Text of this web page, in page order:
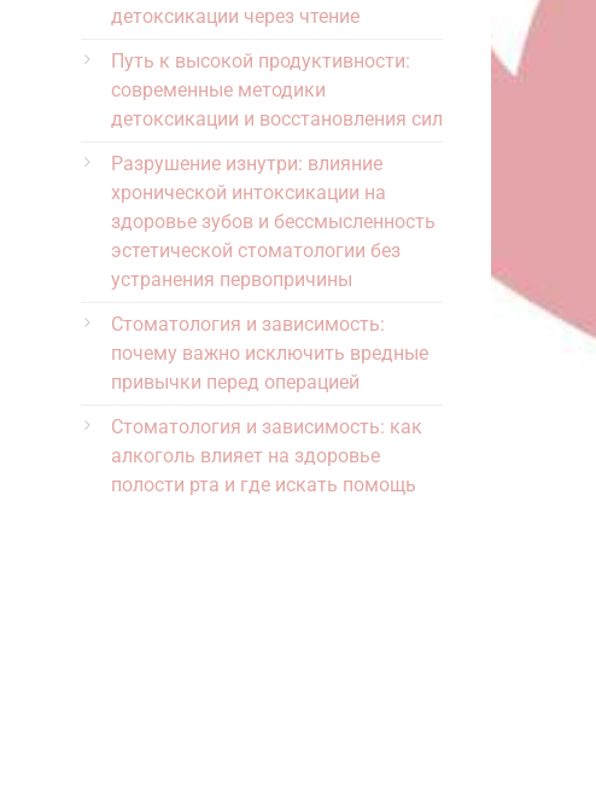
детоксикации через чтение
Путь к высокой продуктивности:
современные методики
детоксикации и восстановления сил
Разрушение изнутри: влияние
хронической интоксикации на
здоровье зубов и бессмысленность
эстетической стоматологии без
устранения первопричины
Стоматология и зависимость:
почему важно исключить вредные
привычки перед операцией
Стоматология и зависимость: как
алкоголь влияет на здоровье
полости рта и где искать помощь